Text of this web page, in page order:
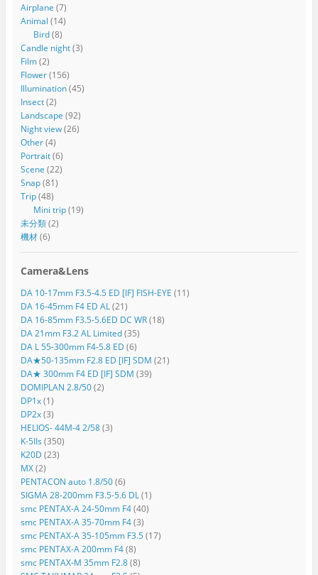
Airplane (7)
Animal (14)
Bird(8)
Candle night(3)
Film(2)
Flower(156)
Illumination(45)
Insect(2)
Landscape (92)
Night view(26)
Other(4)
Portrait(6)
Scene (22)
Snap(81)
Trip(48)
Mini trip(19)
未分類(2)
機材(6)
Camera&Lens
DA 10-17mm F3.5-4.5 ED [IF] FISH-EYE (11)
DA 16-45mm F4 ED AL(21)
DA 16-85mm F3.5-5.6ED DC WR(18)
DA 21mm F3.2 AL Limited(35)
DA L 55-300mm F4-5.8 ED (6)
DA★50-135mm F2.8 ED [IF] SDM (21)
DA★ 300mm F4 ED [IF] SDM (39)
DOMIPLAN 2.8/50(2)
DP1x(1)
DP2x(3)
HELIOS- 44M-4 2/58(3)
K-5IIs (350)
K20D (23)
MX(2)
PENTACON auto 1.8/50(6)
SIGMA 28-200mm F3.5-5.6 DL(1)
smc PENTAX-A 24-50mm F4(40)
smc PENTAX-A 35-70mm F4(3)
smc PENTAX-A 35-105mm F3.5(17)
smc PENTAX-A 200mm F4(8)
smc PENTAX-M 35mm F2.8(8)